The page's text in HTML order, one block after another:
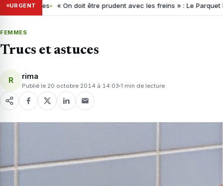
URGENT
dates « On doit être prudent avec les freins » : Le Parquet
FEMMES
Trucs et astuces
R rima
Publié le 20 octobre 2014 à 14:03 1 min de lecture